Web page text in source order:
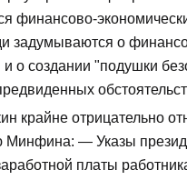
финансово-
задумываются о
и о создании "подушки
крайне отрицательно
Минфина: — Указы
платы